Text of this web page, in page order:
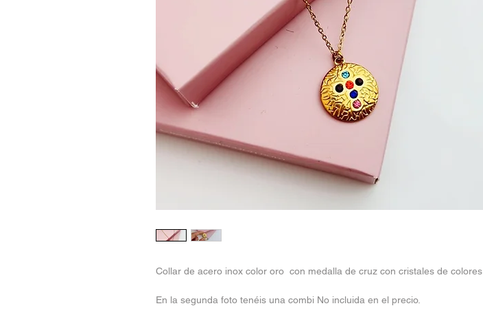
Collar de acero inox color oro con medalla de cruz con cristales de colores
En la segunda foto tenéis una combi No incluida en el precio.